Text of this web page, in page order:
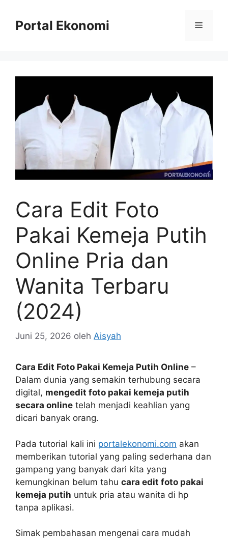
Portal Ekonomi Menu
Cara Edit Foto
Pakai Kemeja Putih
Online Pria dan
Wanita Terbaru
(2024)
Juni 25, 2026 oleh Aisyah
Cara Edit Foto Pakai Kemeja Putih Online –
Dalam dunia yang semakin terhubung secara
digital, mengedit foto pakai kemeja putih
secara online telah menjadi keahlian yang
dicari banyak orang.
Pada tutorial kali ini portalekonomi.com akan
memberikan tutorial yang paling sederhana dan
gampang yang banyak dari kita yang
kemungkinan belum tahu cara edit foto pakai
kemeja putih untuk pria atau wanita di hp
tanpa aplikasi.
Simak pembahasan mengenai cara mudah